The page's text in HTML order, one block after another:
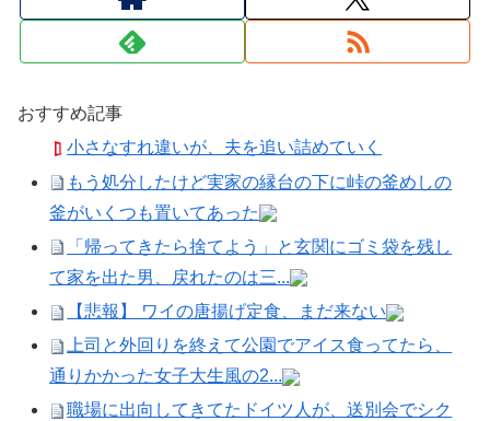
おすすめ記事
小さなすれ違いが、夫を追い詰めていく
もう処分したけど実家の縁台の下に峠の釜めしの
釜がいくつも置いてあった
「帰ってきたら捨てよう」と玄関にゴミ袋を残し
て家を出た男、戻れたのは三...
【悲報】 ワイの唐揚げ定食、まだ来ない
上司と外回りを終えて公園でアイス食ってたら、
通りかかった女子大生風の2...
職場に出向してきてたドイツ人が、送別会でシク